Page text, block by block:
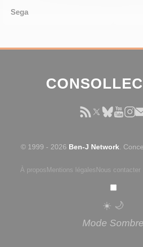
Sega
© 1999 - 2026 Ben-J Network.
À propos Mentions légales Nous contacter
☀️ 🌙
Mode Sombre